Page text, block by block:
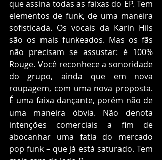
que assina todas as faixas do EP. Tem
elementos de funk, de uma maneira
sofisticada. Os vocais da Karin Hils
são os mais funkeados. Mas os fãs
não precisam se assustar: é 100%
Rouge. Você reconhece a sonoridade
do grupo, ainda que em nova
roupagem, com uma nova proposta.
É uma faixa dançante, porém não de
uma maneira óbvia. Não denota
intenções comerciais a fim de
abocanhar uma fatia do mercado
pop funk – que já está saturado. Tem